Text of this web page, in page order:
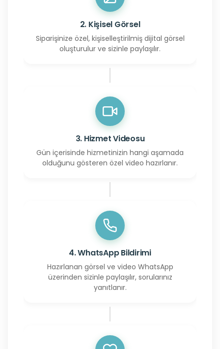
2. Kişisel Görsel
Siparişinize özel, kişiselleştirilmiş dijital görsel
oluşturulur ve sizinle paylaşılır.
3. Hizmet Videosu
Gün içerisinde hizmetinizin hangi aşamada
olduğunu gösteren özel video hazırlanır.
4. WhatsApp Bildirimi
Hazırlanan görsel ve video WhatsApp
üzerinden sizinle paylaşılır, sorularınız
yanıtlanır.